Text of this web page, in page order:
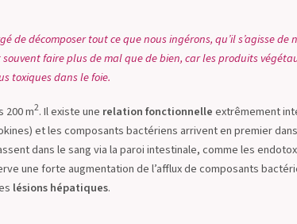
décomposer tout ce que nous ingérons, qu’il s’agisse
faire plus de mal que de bien, car les produits
toxiques dans le foie.
200 m2. Il existe une relation fonctionnelleextrêmement
et les composants bactériens arrivent en premier
dans le sang via la paroi intestinale, comme les
une forte augmentation de l’afflux de composants
lésions hépatiques.